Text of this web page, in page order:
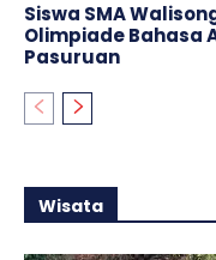
Siswa SMA
Olimpiade Bahasa
Pasuruan
Wisata